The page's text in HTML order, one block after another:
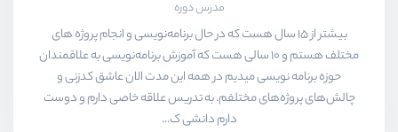
مدرس دوره
بیشتر از ۱۵ سال هست که در حال برنامه‌نویسی و انجام پروژه های
مختلف هستم و ۱۰ سالی هست که آموزش برنامه‌نویسی به علاقمندان
حوزه برنامه نویسی میدیم در همه این مدت الان عاشق کدزنی و
چالش‌های پروژه‌های مختلفم. به تدریس علاقه خاصی دارم و دوست
دارم دانشی ک...